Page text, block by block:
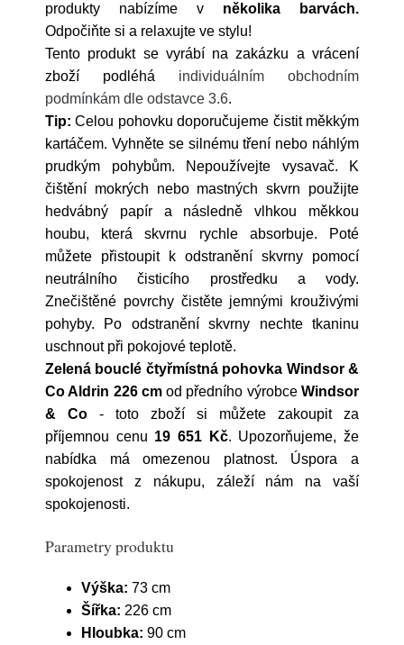
produkty nabízíme v několika barvách.
Odpočiňte si a relaxujte ve stylu!
Tento produkt se vyrábí na zakázku a vrácení
zboží podléhá individuálním obchodním
podmínkám dle odstavce 3.6.
Tip: Celou pohovku doporučujeme čistit měkkým
kartáčem. Vyhněte se silnému tření nebo náhlým
prudkým pohybům. Nepoužívejte vysavač. K
čištění mokrých nebo mastných skvrn použijte
hedvábný papír a následně vlhkou měkkou
houbu, která skvrnu rychle absorbuje. Poté
můžete přistoupit k odstranění skvrny pomocí
neutrálního čisticího prostředku a vody.
Znečištěné povrchy čistěte jemnými krouživými
pohyby. Po odstranění skvrny nechte tkaninu
uschnout při pokojové teplotě.
Zelená bouclé čtyřmístná pohovka Windsor &
Co Aldrin 226 cmod předního výrobceWindsor
& Co - toto zboží si můžete zakoupit za
příjemnou cenu 19 651 Kč. Upozorňujeme, že
nabídka má omezenou platnost. Úspora a
spokojenost z nákupu, záleží nám na vaší
spokojenosti.
Parametry produktu
Výška: 73 cm
Šířka: 226 cm
Hloubka: 90 cm